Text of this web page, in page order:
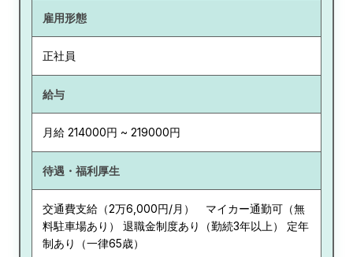
雇用形態
正社員
給与
月給 214000円 ~ 219000円
待遇・福利厚生
交通費支給（2万6,000円/月） マイカー通勤可（無
料駐車場あり） 退職金制度あり（勤続3年以上） 定年
制あり（一律65歳）